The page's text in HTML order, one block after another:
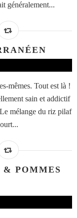
généralement...
mêmes. Tout est là !
sain et addictif
mélange du riz pilaf
POMMES